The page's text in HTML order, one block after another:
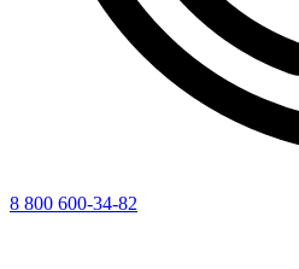
8 800 600-34-82